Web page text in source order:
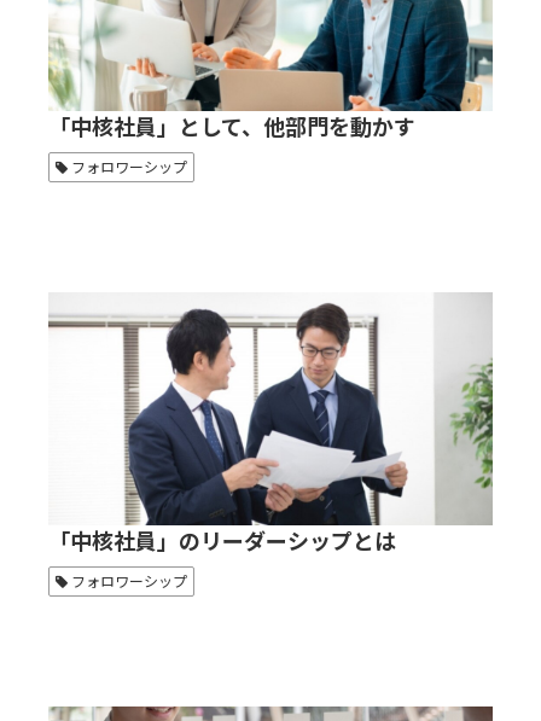
「中核社員」として、他部門を動かす
フォロワーシップ
「中核社員」のリーダーシップとは
フォロワーシップ